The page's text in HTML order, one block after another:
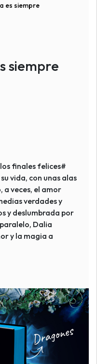
es siempre
siempre
finales felices#
vida, con unas alas
a veces, el amor
verdades y
y deslumbrada por
Dalia
y la magia a